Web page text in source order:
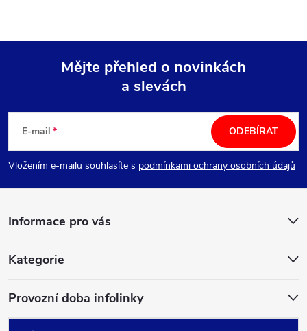
p
a
Mějte přehled o novinkách
a slevách
E-mail
Vložením e-mailu souhlasíte s podmínkami ochrany osobních údajů
ODEBÍRAT
Informace pro vás
Kategorie
Provozní doba infolinky